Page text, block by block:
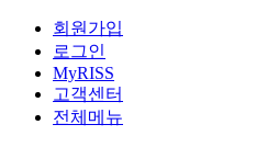
회원가입
로그인
MyRISS
고객센터
전체메뉴